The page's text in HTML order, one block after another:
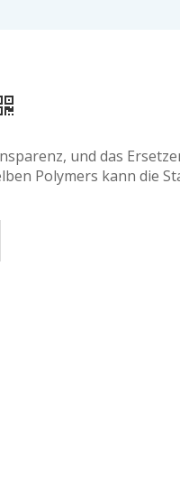
und das
Polymers kann die